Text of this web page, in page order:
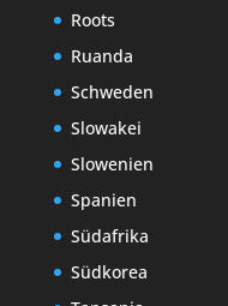
Roots
Ruanda
Schweden
Slowakei
Slowenien
Spanien
Südafrika
Südkorea